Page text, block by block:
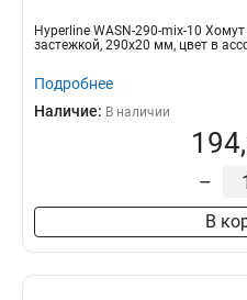
Hyperline WASN-290-mix-10
застежкой, 290x20 мм, цвет в
Подробнее
Наличие: В наличии
–
В